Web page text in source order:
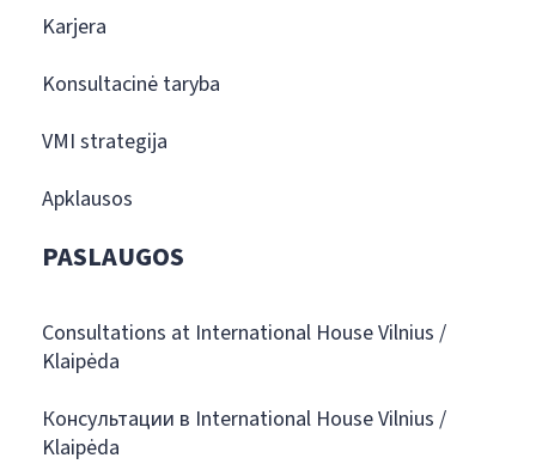
Karjera
Konsultacinė taryba
VMI strategija
Apklausos
PASLAUGOS
Consultations at International House Vilnius /
Klaipėda
Консультации в International House Vilnius /
Klaipėda